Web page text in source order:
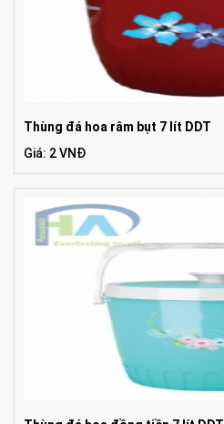
Thùng đá hoa râm bụt 7 lít DDT
Giá: 2 VNĐ